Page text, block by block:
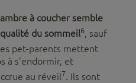
à coucher semble
du sommeil6, sauf
pet-parents mettent
à s'endormir, et
au réveil7. Ils sont